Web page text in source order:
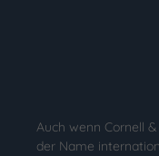
Auch wenn Cornell
der Name